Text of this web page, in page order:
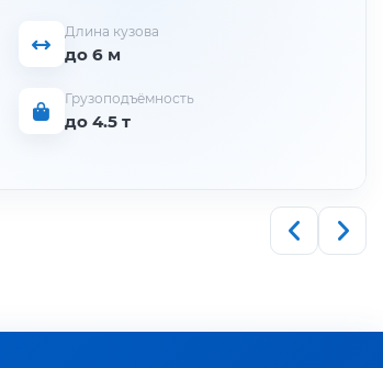
Длина кузова
до 6 м
Грузоподъёмность
до 4.5 т